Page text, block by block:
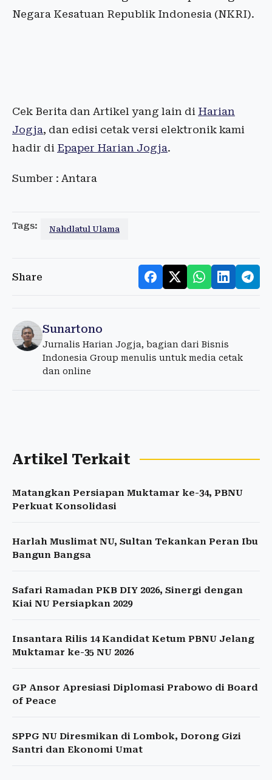
Negara Kesatuan Republik Indonesia (NKRI).
Cek Berita dan Artikel yang lain di Harian
Jogja, dan edisi cetak versi elektronik kami
hadir di Epaper Harian Jogja.
Sumber : Antara
Tags: Nahdlatul Ulama
Share
Sunartono
Jurnalis Harian Jogja, bagian dari Bisnis
Indonesia Group menulis untuk media cetak
dan online
Artikel Terkait
Matangkan Persiapan Muktamar ke-34, PBNU
Perkuat Konsolidasi
Harlah Muslimat NU, Sultan Tekankan Peran Ibu
Bangun Bangsa
Safari Ramadan PKB DIY 2026, Sinergi dengan
Kiai NU Persiapkan 2029
Insantara Rilis 14 Kandidat Ketum PBNU Jelang
Muktamar ke-35 NU 2026
GP Ansor Apresiasi Diplomasi Prabowo di Board
of Peace
SPPG NU Diresmikan di Lombok, Dorong Gizi
Santri dan Ekonomi Umat